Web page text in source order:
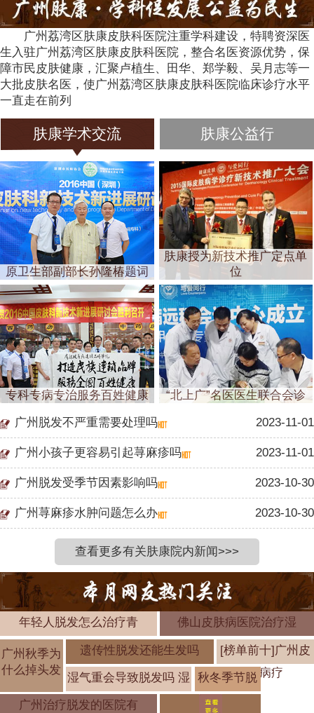
广州荔湾区肤康皮肤科医院注重学科建设，特聘资深医
生入驻广州荔湾区肤康皮肤科医院，整合名医资源优势，保
障市民皮肤健康，汇聚卢植生、田华、郑学毅、吴月志等一
大批皮肤名医，使广州荔湾区肤康皮肤科医院临床诊疗水平
一直走在前列
肤康学术交流 肤康公益行
原卫生部副部长孙隆椿题词
肤康授为新技术推广定点单
位
专科专病专治服务百姓健康 “北上广”名医医生联合会诊
广州脱发不严重需要处理吗 2023-11-01
广州小孩子更容易引起荨麻疹吗 2023-11-01
广州脱发受季节因素影响吗 2023-10-30
广州荨麻疹水肿问题怎么办 2023-10-30
查看更多有关肤康院内新闻>>>
年轻人脱发怎么治疗青 佛山皮肤病医院治疗湿
广州秋季为
什么掉头发
遗传性脱发还能生发吗
[榜单前十]广州皮
肤病疗
湿气重会导致脱发吗 湿
秋冬季节脱
发如何治疗
广州治疗脱发的医院有